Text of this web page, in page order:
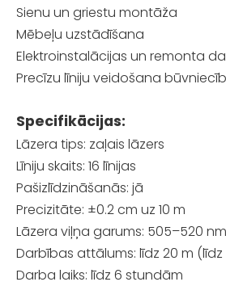
Sienu un griestu montāža
Mēbeļu uzstādīšana
Elektroinstalācijas un remonta
Precīzu līniju veidošana
Specifikācijas:
Lāzera tips: zaļais lāzers
Līniju skaits: 16 līnijas
Pašizlīdzināšanās: jā
Precizitāte: ±0.2 cm uz 10 m
Lāzera viļņa garums: 505–520 nm
Darbības attālums: līdz 20 m (līdz
Darba laiks: līdz 6 stundām